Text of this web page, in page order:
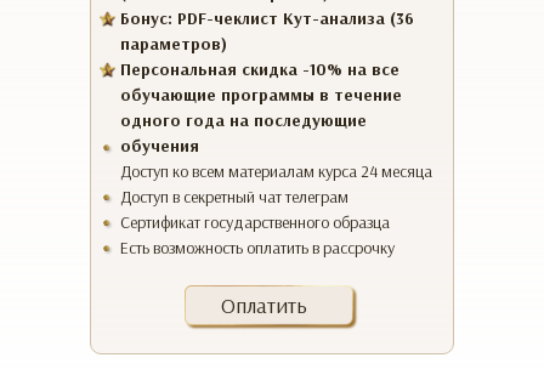
Оплатить
Бонус: PDF-чеклист Кут-анализа (36
параметров)
Персональная скидка -10% на все
обучающие программы в течение
одного года на последующие
обучения
Доступ ко всем материалам курса 24 месяца
Доступ в секретный чат телеграм
Сертификат государственного образца
Есть возможность оплатить в рассрочку